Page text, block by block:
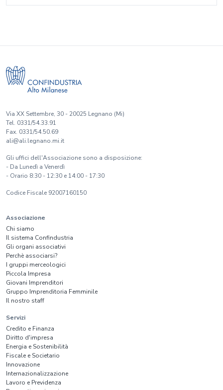
Via XX Settembre, 30 - 20025 Legnano (Mi)
Tel. 0331/54.33.91
Fax. 0331/54.50.69
ali@ali.legnano.mi.it
Gli uffici dell'Associazione sono a disposizione:
- Da Lunedì a Venerdì
- Orario 8:30 - 12:30 e 14:00 - 17:30
Codice Fiscale 92007160150
Associazione
Chi siamo
Il sistema Confindustria
Gli organi associativi
Perchè associarsi?
I gruppi merceologici
Piccola Impresa
Giovani Imprenditori
Gruppo Imprenditoria Femminile
Il nostro staff
Servizi
Credito e Finanza
Diritto d'impresa
Energia e Sostenibilità
Fiscale e Societario
Innovazione
Internazionalizzazione
Lavoro e Previdenza